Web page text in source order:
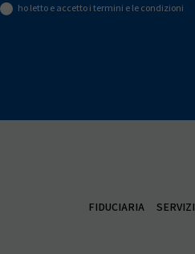
ho letto e accetto i termini e le condizioni
FIDUCIARIA SERVIZI